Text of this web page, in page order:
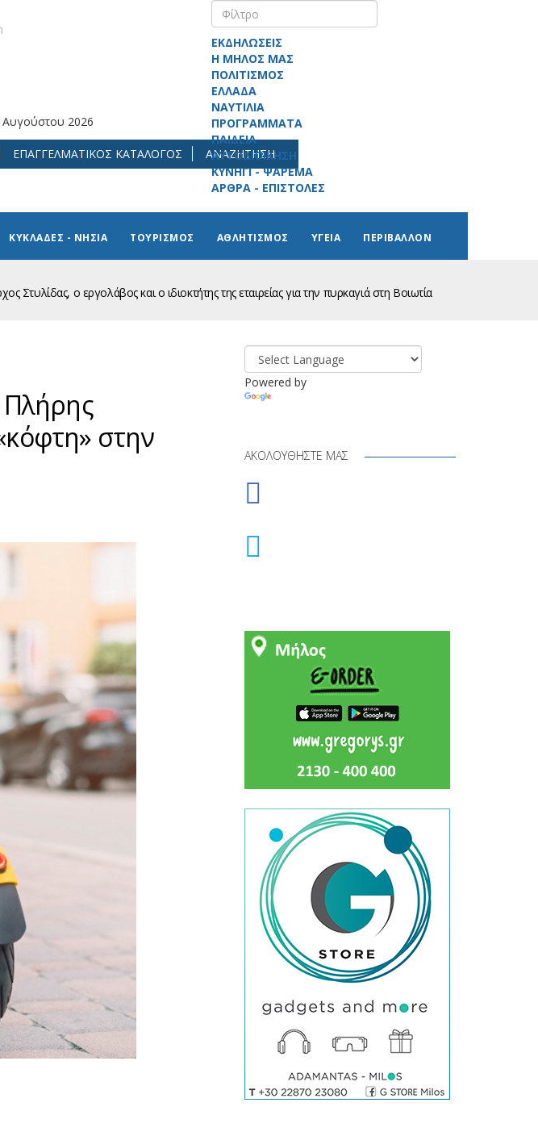
2026
ΕΠΑΓΓΕΛΜΑΤΙΚΟΣ ΚΑΤΑΛΟΓΟΣ ΑΝΑΖΗΤΗΣΗ
ΕΚΔΗΛΩΣΕΙΣ
Η ΜΗΛΟΣ ΜΑΣ
ΠΟΛΙΤΙΣΜΟΣ
ΕΛΛΑΔΑ
ΝΑΥΤΙΛΙΑ
ΠΡΟΓΡΑΜΜΑΤΑ
ΠΑΙΔΕΙΑ
ΑΥΤΟΔΙΟΙΚΗΣΗ
ΚΥΝΗΓΙ - ΨΑΡΕΜΑ
ΑΡΘΡΑ - ΕΠΙΣΤΟΛΕΣ
ΚΥΚΛΑΔΕΣ - ΝΗΣΙΑ ΤΟΥΡΙΣΜΟΣ ΑΘΛΗΤΙΣΜΟΣ ΥΓΕΙΑ ΠΕΡΙΒΑΛΛΟΝ
Στυλίδας, ο εργολάβος και ο ιδιοκτήτης της εταιρείας για την πυρκαγιά στη Βοιωτία
Πλήρης
στην
Powered by
ΑΚΟΛΟΥΘΉΣΤΕ ΜΑΣ